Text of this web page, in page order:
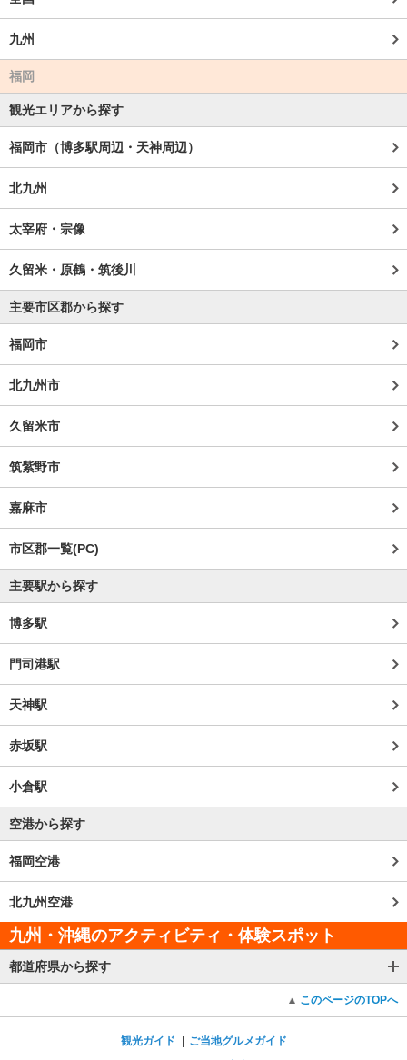
九州
福岡
観光エリアから探す
福岡市（博多駅周辺・天神周辺）
北九州
太宰府・宗像
久留米・原鶴・筑後川
主要市区郡から探す
福岡市
北九州市
久留米市
筑紫野市
嘉麻市
市区郡一覧(PC)
主要駅から探す
博多駅
門司港駅
天神駅
赤坂駅
小倉駅
空港から探す
福岡空港
北九州空港
九州・沖縄のアクティビティ・体験スポット
都道府県から探す
このページのTOPへ
観光ガイド
ご当地グルメガイド